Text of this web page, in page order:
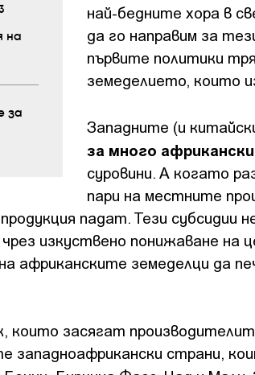
на
за
най-бедните хора в
да го направим за
първите политики
земеделието, които
Западните (и
за много
суровини. А когато
пари на местните
падат. Тези субсидии
изкуствено понижаване на
африканските земеделци да
които засягат
западноафрикански страни,